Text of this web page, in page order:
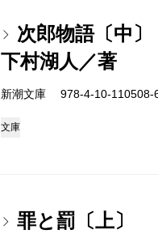
次郎物語〔中〕
下村湖人／著
新潮文庫 978-4-10-
文庫
罪と罰〔上〕